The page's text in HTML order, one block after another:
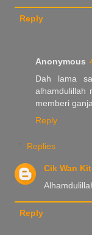
Reply
Anonymous
Dah lama
alhamdulillah
memberi
Reply
Replies
Cik Wan
Reply